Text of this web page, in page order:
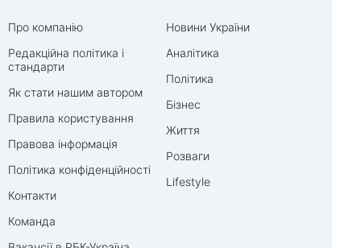
Про компанію
Редакційна політика і
стандарти
Як стати нашим автором
Правила користування
Правова інформація
Політика конфіденційності
Контакти
Команда
Новини України
Аналітика
Політика
Бізнес
Життя
Розваги
Lifestyle